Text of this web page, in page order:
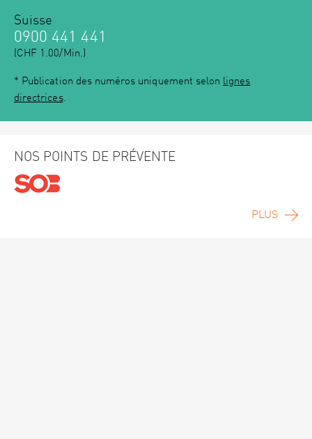
Suisse
0900 441 441
(CHF 1.00/Min.)
* Publication des numéros uniquement selon lignes
directrices.
NOS POINTS DE PRÉVENTE
PLUS